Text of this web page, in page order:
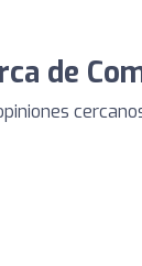
de